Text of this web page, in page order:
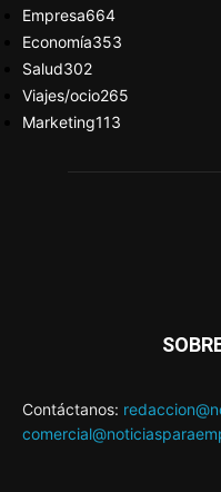
Empresa664
Economía353
Salud302
Viajes/ocio265
Marketing113
Contáctanos: